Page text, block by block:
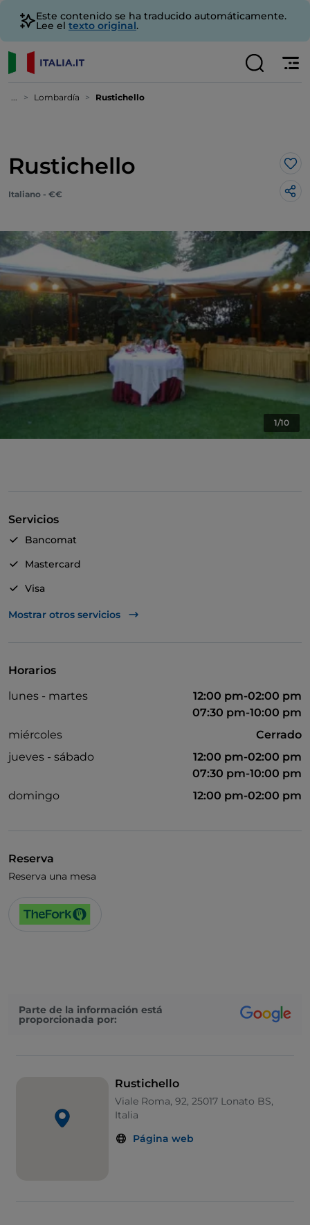
Este contenido se ha traducido automáticamente.
Lee el texto original.
... Lombardía Rustichello
Rustichello Me
Italiano - €€
1/10
Servicios
Bancomat
Mastercard
Visa
Se habla inglés
Mostrar otros servicios
Horarios
lunes - martes
12:00 pm-02:00 pm
07:30 pm-10:00 pm
miércoles
Cerrado
jueves - sábado
12:00 pm-02:00 pm
07:30 pm-10:00 pm
domingo
12:00 pm-02:00 pm
Reserva
Reserva una mesa
Parte de la información está
proporcionada por:
Rustichello
Viale Roma, 92, 25017 Lonato BS,
Italia
Página web